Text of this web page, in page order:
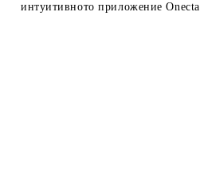
интуитивното приложение Onecta